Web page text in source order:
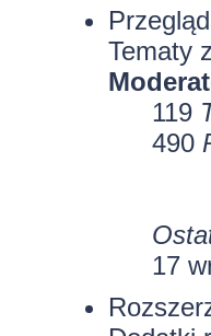
Tematy
119
490
17